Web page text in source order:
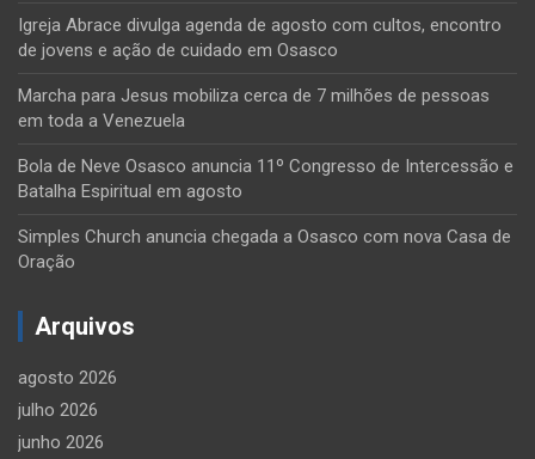
Igreja Abrace divulga agenda de agosto com cultos, encontro
de jovens e ação de cuidado em Osasco
Marcha para Jesus mobiliza cerca de 7 milhões de pessoas
em toda a Venezuela
Bola de Neve Osasco anuncia 11º Congresso de Intercessão e
Batalha Espiritual em agosto
Simples Church anuncia chegada a Osasco com nova Casa de
Oração
Arquivos
agosto 2026
julho 2026
junho 2026